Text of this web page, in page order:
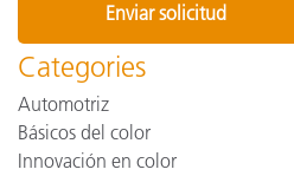
Categories
Automotriz
Básicos del color
Innovación en color